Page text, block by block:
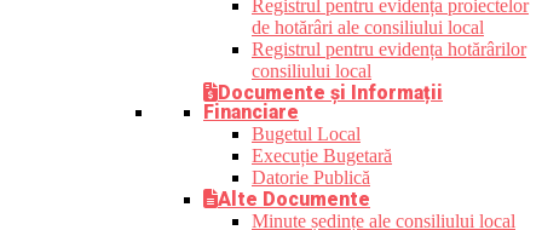
Registrul pentru evidența proiectelor
de hotărâri ale consiliului local
Registrul pentru evidența hotărârilor
consiliului local
Documente și Informații
Financiare
Bugetul Local
Execuție Bugetară
Datorie Publică
Alte Documente
Minute ședințe ale consiliului local